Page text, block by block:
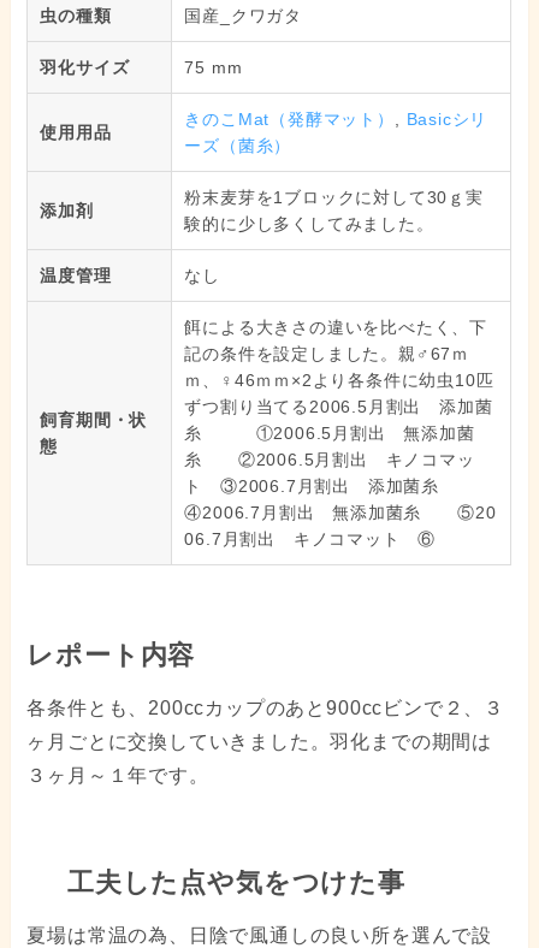
虫の種類 国産_クワガタ
羽化サイズ 75 mm
使用用品
きのこMat（発酵マット） , Basicシリ
ーズ（菌糸）
添加剤
粉末麦芽を1ブロックに対して30ｇ実
験的に少し多くしてみました。
温度管理 なし
飼育期間・状
態
餌による大きさの違いを比べたく、下
記の条件を設定しました。親♂67ｍ
ｍ、♀46ｍｍ×2より各条件に幼虫10匹
ずつ割り当てる2006.5月割出 添加菌
糸 ①2006.5月割出 無添加菌
糸 ②2006.5月割出 キノコマッ
ト ③2006.7月割出 添加菌糸
④2006.7月割出 無添加菌糸 ⑤20
06.7月割出 キノコマット ⑥
レポート内容
各条件とも、200ccカップのあと900ccビンで２、３
ヶ月ごとに交換していきました。羽化までの期間は
３ヶ月～１年です。
工夫した点や気をつけた事
夏場は常温の為、日陰で風通しの良い所を選んで設